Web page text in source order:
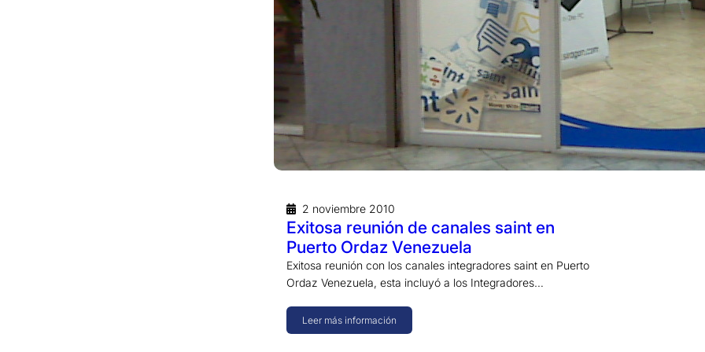
2 noviembre 2010
Exitosa reunión de canales saint en
Puerto Ordaz Venezuela
Exitosa reunión con los canales integradores saint en Puerto
Ordaz Venezuela, esta incluyó a los Integradores…
Leer más información